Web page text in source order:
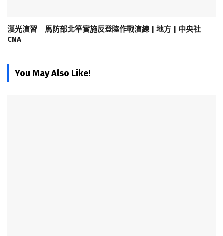
漢光演習 馬防部北竿實施反登陸作戰演練 | 地方 | 中央社
CNA
You May Also Like!